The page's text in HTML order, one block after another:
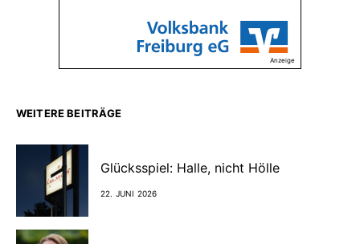
Anzeige
WEITERE BEITRÄGE
Glücksspiel: Halle, nicht Hölle
22. JUNI 2026